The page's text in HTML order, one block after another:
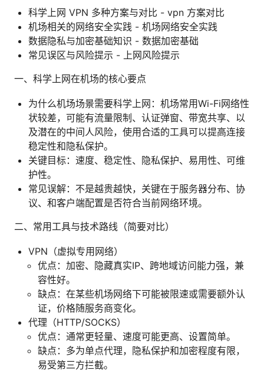
科学上网 VPN 多种方案与对比 - vpn 方案对比
机场相关的网络安全实践 - 机场网络安全实践
数据隐私与加密基础知识 - 数据加密基础
常见误区与风险提示 - 上网风险提示
一、科学上网在机场的核心要点
为什么机场场景需要科学上网：机场常用Wi-Fi网络性
状较差，可能有流量限制、认证弹窗、带宽共享、以
及潜在的中间人风险，使用合适的工具可以提高连接
稳定性和隐私保护。
关键目标：速度、稳定性、隐私保护、易用性、可维
护性。
常见误解：不是越贵越快，关键在于服务器分布、协
议、和客户端配置是否符合当前网络环境。
二、常用工具与技术路线（简要对比）
VPN（虚拟专用网络）
优点：加密、隐藏真实IP、跨地域访问能力强，兼
容性好。
缺点：在某些机场网络下可能被限速或需要额外认
证，价格随服务商变化。
代理（HTTP/SOCKS）
优点：通常更轻量、速度可能更高、设置简单。
缺点：多为单点代理，隐私保护和加密程度有限，
易受第三方拦截。